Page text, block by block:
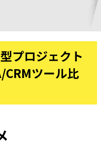
プロジェクト
CRMツール比